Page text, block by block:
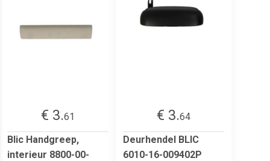
€ 3.61
Blic Handgreep,
interieur 8800-00-
€ 3.64
Deurhendel BLIC
6010-16-009402P